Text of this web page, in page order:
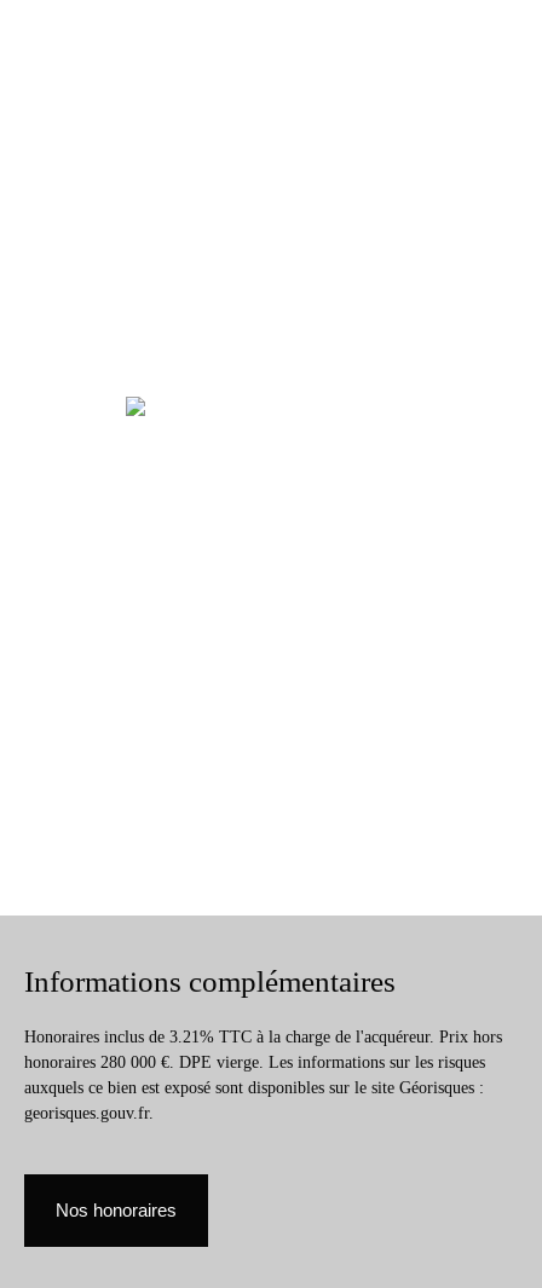
Informations complémentaires
Honoraires inclus de 3.21% TTC à la charge de l'acquéreur. Prix hors
honoraires 280 000 €. DPE vierge. Les informations sur les risques
auxquels ce bien est exposé sont disponibles sur le site Géorisques :
georisques.gouv.fr.
Nos honoraires